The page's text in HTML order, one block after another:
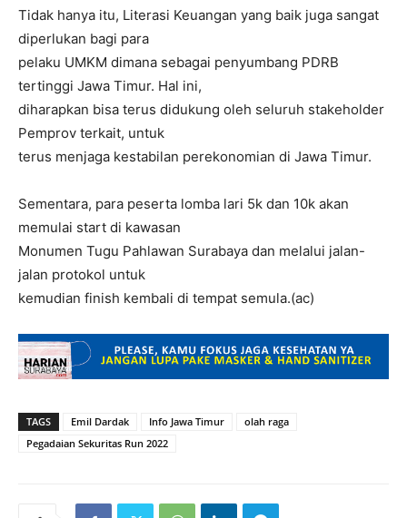
Tidak hanya itu, Literasi Keuangan yang baik juga sangat
diperlukan bagi para
pelaku UMKM dimana sebagai penyumbang PDRB
tertinggi Jawa Timur. Hal ini,
diharapkan bisa terus didukung oleh seluruh stakeholder
Pemprov terkait, untuk
terus menjaga kestabilan perekonomian di Jawa Timur.
Sementara, para peserta lomba lari 5k dan 10k akan
memulai start di kawasan
Monumen Tugu Pahlawan Surabaya dan melalui jalan-
jalan protokol untuk
kemudian finish kembali di tempat semula.(ac)
TAGS Emil Dardak Info Jawa Timur
olah raga
Pegadaian Sekuritas Run 2022